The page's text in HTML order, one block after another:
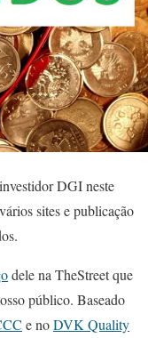
DGI neste
sites e publicação
dele na TheStreet que
público. Baseado
e noDVK Quality